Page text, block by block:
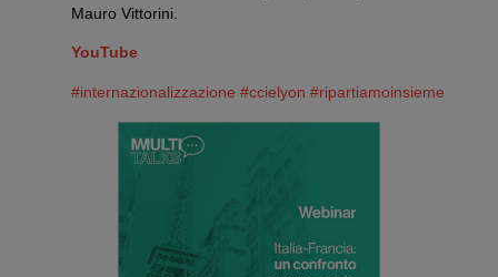
Mauro Vittorini.
YouTube
#internazionalizzazione #ccielyon #ripartiamoinsieme